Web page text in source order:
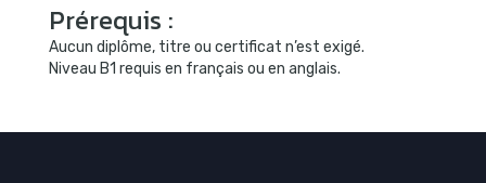
Prérequis :
Aucun diplôme, titre ou certificat n’est exigé.
Niveau B1 requis en français ou en anglais.